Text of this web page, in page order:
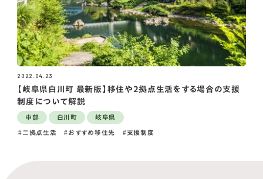
2022.04.23
【岐阜県白川町 最新版】移住や2拠点生活をする場合の支援
制度について解説
中部 白川町 岐阜県
二拠点生活 おすすめ移住先 支援制度